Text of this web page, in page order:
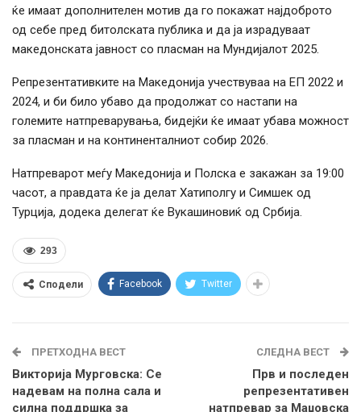
ќе имаат дополнителен мотив да го покажат најдоброто
од себе пред битолската публика и да ја израдуваат
македонската јавност со пласман на Мундијалот 2025.
Репрезентативките на Македонија учествуваа на ЕП 2022 и
2024, и би било убаво да продолжат со настапи на
големите натпреварувања, бидејќи ќе имаат убава можност
за пласман и на континенталниот собир 2026.
Натпреварот меѓу Македонија и Полска е закажан за 19:00
часот, а правдата ќе ја делат Хатиполгу и Симшек од
Турција, додека делегат ќе Вукашиновиќ од Србија.
293
Сподели Facebook Twitter
ПРЕТХОДНА ВЕСТ
Викторија Мурговска: Се
надевам на полна сала и
силна поддршка за
СЛЕДНА ВЕСТ
Прв и последен
репрезентативен
натпревар за Маџовска